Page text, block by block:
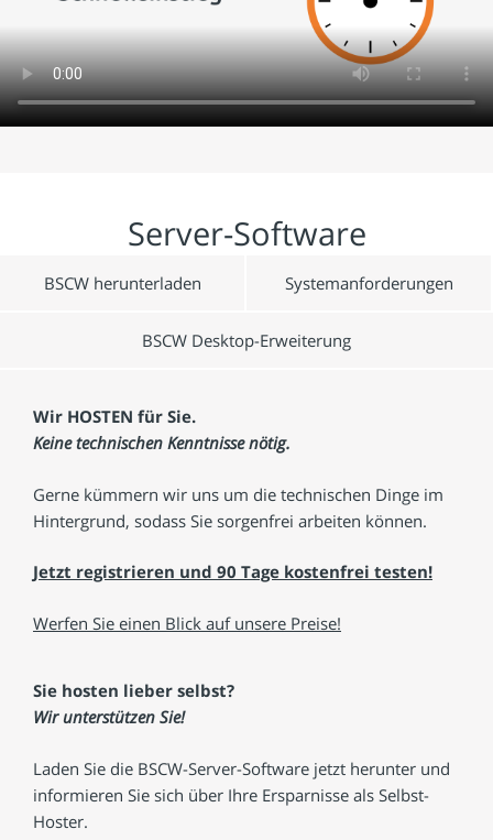
Server-Software
BSCW herunterladen Systemanforderungen
BSCW Desktop-Erweiterung
Wir HOSTEN für Sie.
Keine technischen Kenntnisse nötig.
Gerne kümmern wir uns um die technischen Dinge im
Hintergrund, sodass Sie sorgenfrei arbeiten können.
Jetzt registrieren und 90 Tage kostenfrei testen!
Werfen Sie einen Blick auf unsere Preise!
Sie hosten lieber selbst?
Wir unterstützen Sie!
Laden Sie die BSCW-Server-Software jetzt herunter und
informieren Sie sich über Ihre Ersparnisse als Selbst-
Hoster.